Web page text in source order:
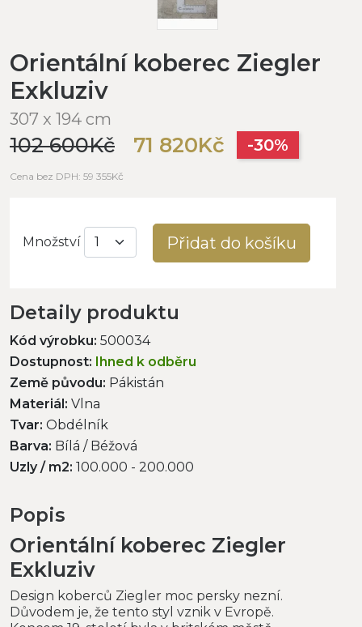
Orientální koberec Ziegler
Exkluziv
307 x 194 cm
102 600Kč 71 820Kč -30%
Cena bez DPH: 59 355Kč
Množství Přidat do košíku
Detaily produktu
Kód výrobku: 500034
Dostupnost: Ihned k odběru
Země původu: Pákistán
Materiál: Vlna
Tvar: Obdélník
Barva: Bílá / Béžová
Uzly / m2: 100.000 - 200.000
Popis
Orientální koberec Ziegler
Exkluziv
Design koberců Ziegler moc persky nezní.
Důvodem je, že tento styl vznik v Evropě.